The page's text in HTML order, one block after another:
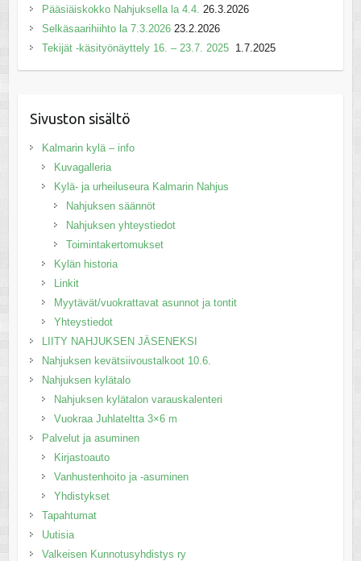
Pääsiäiskokko Nahjuksella la 4.4. 26.3.2026
Selkäsaarihiihto la 7.3.2026 23.2.2026
Tekijät -käsityönäyttely 16. – 23.7. 2025 1.7.2025
Sivuston sisältö
Kalmarin kylä – info
Kuvagalleria
Kylä- ja urheiluseura Kalmarin Nahjus
Nahjuksen säännöt
Nahjuksen yhteystiedot
Toimintakertomukset
Kylän historia
Linkit
Myytävät/vuokrattavat asunnot ja tontit
Yhteystiedot
LIITY NAHJUKSEN JÄSENEKSI
Nahjuksen kevätsiivoustalkoot 10.6.
Nahjuksen kylätalo
Nahjuksen kylätalon varauskalenteri
Vuokraa Juhlateltta 3×6 m
Palvelut ja asuminen
Kirjastoauto
Vanhustenhoito ja -asuminen
Yhdistykset
Tapahtumat
Uutisia
Valkeisen Kunnotusyhdistys ry